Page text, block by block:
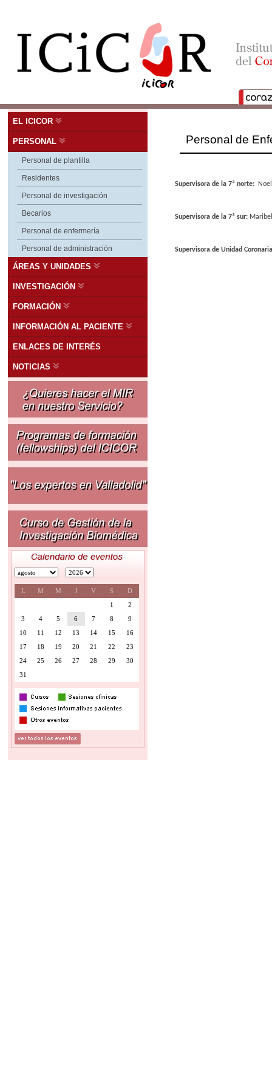
EL ICICOR
PERSONAL
Personal de plantilla
Residentes
Personal de investigación
Becarios
Personal de enfermería
Personal de administración
ÁREAS Y UNIDADES
INVESTIGACIÓN
FORMACIÓN
INFORMACIÓN AL PACIENTE
ENLACES DE INTERÉS
NOTICIAS
L M M J V S
D
1
2
3
4 5 6 7 8
9
10
11 12 13 14 15
16
17
18 19 20 21 22
23
24
25 26 27 28 29
30
31
Personal de
Supervisora de la 7ª norte:Noel
Supervisora de la 7ª sur:
Supervisora de Unidad